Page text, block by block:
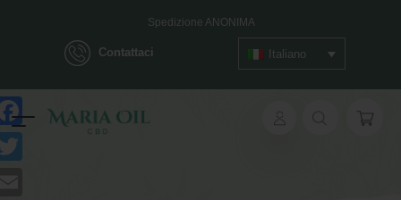
Contattaci
Spedizione ANONIMA
Italiano